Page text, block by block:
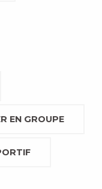
EN GROUPE